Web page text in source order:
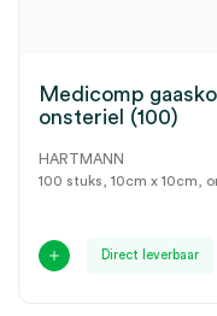
Medicomp
onsteriel (100)
HARTMANN
100 stuks, 10cm x 10cm,
Direct leverbaar